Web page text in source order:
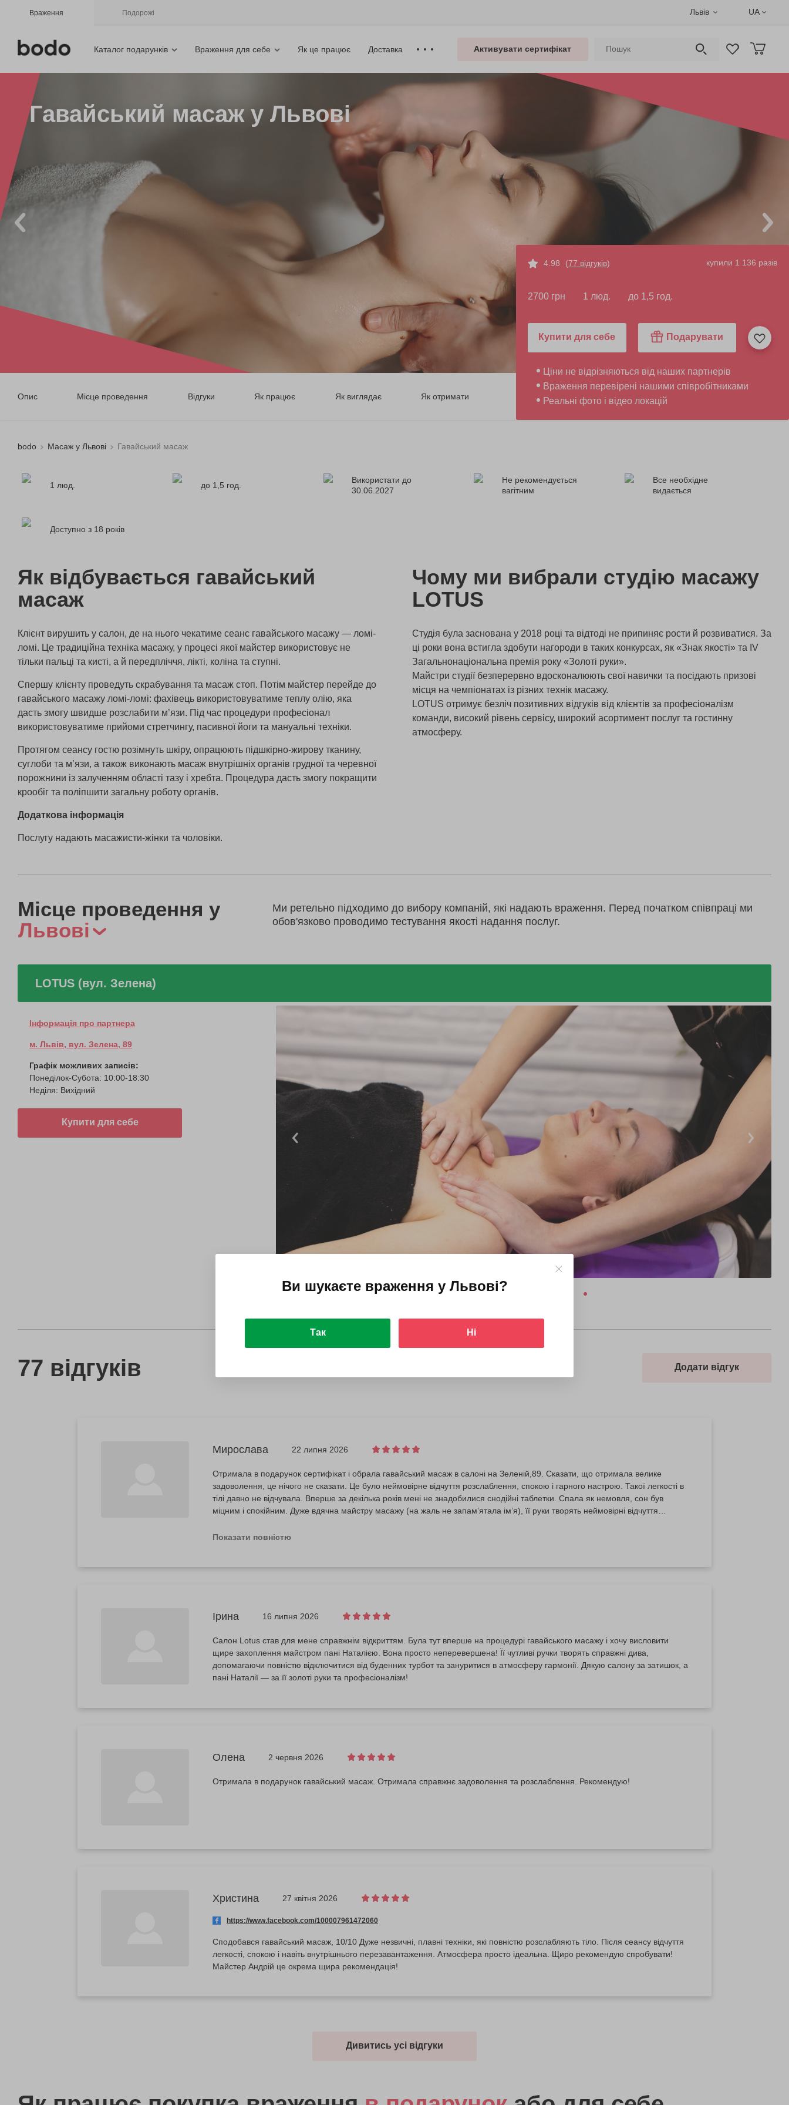
Враження Подорожі Львів UA
Каталог подарунків Враження для себе Як це працює Доставка Активувати сертифікат
Гавайський масаж у Львові
Опис Місце проведення Відгуки Як працює Як виглядає Як отримати
4.98 (77 відгуків) купили 1 136 разів
2700 грн 1 люд. до 1,5 год.
Купити для себе Подарувати
Ціни не відрізняються від наших партнерів
Враження перевірені нашими співробітниками
Реальні фото і відео локацій
bodo Масаж у Львові Гавайський масаж
1 люд. до 1,5 год.
Використати до
30.06.2027
Не рекомендується
вагітним
Все необхідне
видається
Доступно з 18 років
Як відбувається гавайський
масаж
Клієнт вирушить у салон, де на нього чекатиме сеанс гавайського масажу — ломі-
ломі. Це традиційна техніка масажу, у процесі якої майстер використовує не
тільки пальці та кисті, а й передпліччя, лікті, коліна та ступні.
Спершу клієнту проведуть скрабування та масаж стоп. Потім майстер перейде до
гавайського масажу ломі-ломі: фахівець використовуватиме теплу олію, яка
дасть змогу швидше розслабити м’язи. Під час процедури професіонал
використовуватиме прийоми стретчингу, пасивної йоги та мануальні техніки.
Протягом сеансу гостю розімнуть шкіру, опрацюють підшкірно-жирову тканину,
суглоби та м’язи, а також виконають масаж внутрішніх органів грудної та черевної
порожнини із залученням області тазу і хребта. Процедура дасть змогу покращити
крообіг та поліпшити загальну роботу органів.
Додаткова інформація
Послугу надають масажисти-жінки та чоловіки.
Чому ми вибрали студію масажу
LOTUS
Студія була заснована у 2018 році та відтоді не припиняє рости й розвиватися. За
ці роки вона встигла здобути нагороди в таких конкурсах, як «Знак якості» та IV
Загальнонаціональна премія року «Золоті руки».
Майстри студії безперервно вдосконалюють свої навички та посідають призові
місця на чемпіонатах із різних технік масажу.
LOTUS отримує безліч позитивних відгуків від клієнтів за професіоналізм
команди, високий рівень сервісу, широкий асортимент послуг та гостинну
атмосферу.
Місце проведення у
Львові
Ми ретельно підходимо до вибору компаній, які надають враження. Перед початком співпраці ми
обов'язково проводимо тестування якості надання послуг.
LOTUS (вул. Зелена)
Інформація про партнера
м. Львів, вул. Зелена, 89
Графік можливих записів:
Понеділок-Субота: 10:00-18:30
Неділя: Вихідний
Купити для себе
77 відгуків Додати відгук
Мирослава 22 липня 2026
Отримала в подарунок сертифікат і обрала гавайський масаж в салоні на Зеленій,89. Сказати, що отримала велике
задоволення, це нічого не сказати. Це було неймовірне відчуття розслаблення, спокою і гарного настрою. Такої легкості в
тілі давно не відчувала. Вперше за декілька років мені не знадобилися снодійні таблетки. Спала як немовля, сон був
міцним і спокійним. Дуже вдячна майстру масажу (на жаль не запам’ятала ім’я), її руки творять неймовірні відчуття
Показати повністю
Ірина 16 липня 2026
Салон Lotus став для мене справжнім відкриттям. Була тут вперше на процедурі гавайського масажу і хочу висловити
щире захоплення майстром пані Наталією. Вона просто неперевершена! Її чутливі ручки творять справжні дива,
допомагаючи повністю відключитися від буденних турбот та зануритися в атмосферу гармонії. Дякую салону за затишок, а
пані Наталії — за її золоті руки та професіоналізм!
Олена 2 червня 2026
Отримала в подарунок гавайський масаж. Отримала справжнє задоволення та розслаблення. Рекомендую!
Христина 27 квітня 2026
https://www.facebook.com/100007961472060
Сподобався гавайський масаж, 10/10 Дуже незвичні, плавні техніки, які повністю розслабляють тіло. Після сеансу відчуття
легкості, спокою і навіть внутрішнього перезавантаження. Атмосфера просто ідеальна. Щиро рекомендую спробувати!
Майстер Андрій це окрема щира рекомендація!
Дивитись усі відгуки
Ви шукаєте враження у Львові?
Так Ні